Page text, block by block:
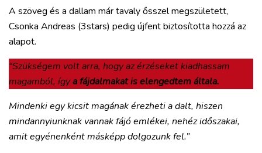
A szöveg és a dallam már tavaly ősszel megszületett,
Csonka Andreas (3stars) pedig újfent biztosította hozzá az
alapot.
“Szükségem volt arra, hogy az érzéseket kiadhassam
magamból, ígya fájdalmakat is elengedtem általa.
Mindenki egy kicsit magának érezheti a dalt, hiszen
mindannyiunknak vannak fájó emlékei, nehéz időszakai,
amit egyénenként másképp dolgozunk fel.”